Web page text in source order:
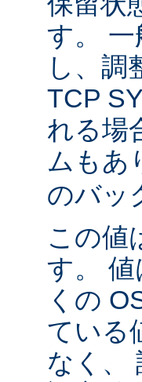
す。
し、調
TCP
れる場
ムもあ
のバッ
この値
す。
くの
ている
なく、